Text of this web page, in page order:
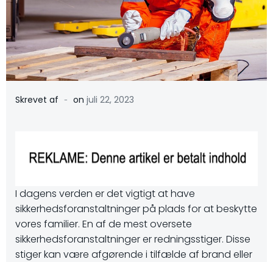
Skrevet af - on juli 22, 2023
I dagens verden er det vigtigt at have
sikkerhedsforanstaltninger på plads for at beskytte
vores familier. En af de mest oversete
sikkerhedsforanstaltninger er redningsstiger. Disse
stiger kan være afgørende i tilfælde af brand eller